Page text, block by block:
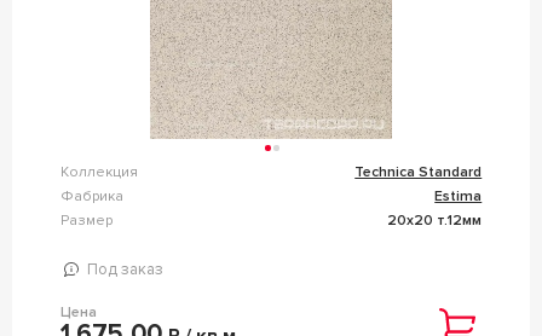
Коллекция
Technica Standard
Фабрика
Estima
Размер
20x20 т.12мм
Под заказ
Цена